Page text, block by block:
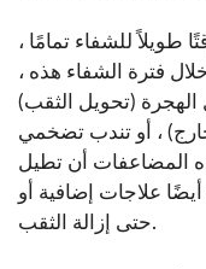
طويلاً للشفاء تمامًا ،
من 4 إلى 12 شهرًا. خلال فترة الشفاء هذه ،
الهجرة (تحويل الثقب)
، أو تندب تضخمي
المضاعفات أن تطيل
علاجات إضافية أو
حتى إزالة الثقب.